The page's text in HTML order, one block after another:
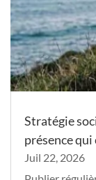
Stratégie
présence
Juil 22, 2026